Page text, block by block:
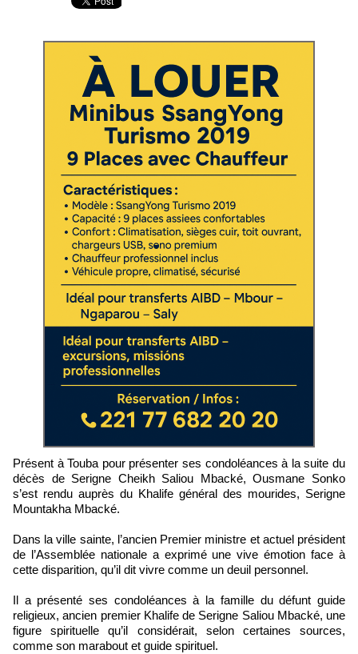
Présent à Touba pour présenter ses condoléances à la suite du
décès de Serigne Cheikh Saliou Mbacké, Ousmane Sonko
s’est rendu auprès du Khalife général des mourides, Serigne
Mountakha Mbacké.
Dans la ville sainte, l’ancien Premier ministre et actuel président
de l’Assemblée nationale a exprimé une vive émotion face à
cette disparition, qu’il dit vivre comme un deuil personnel.
Il a présenté ses condoléances à la famille du défunt guide
religieux, ancien premier Khalife de Serigne Saliou Mbacké, une
figure spirituelle qu’il considérait, selon certaines sources,
comme son marabout et guide spirituel.